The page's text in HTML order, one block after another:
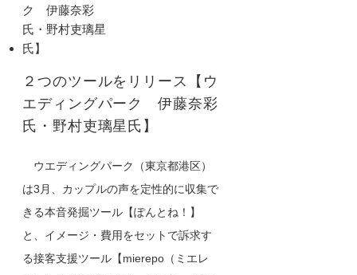
２つのツールをリリース【ウ
エディングパーク 伊藤奈彩
氏・野村吏璃星氏】
ウエディングパーク（東京都港区）
は3月、カップルの声を定性的に収集で
きる本音発掘ツール【ぽんとね！】
と、イメージ・費用をセットで訴求す
る接客支援ツール【mierepo（ミエレ